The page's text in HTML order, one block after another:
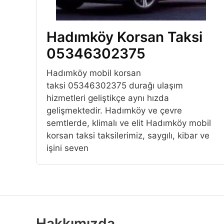
Hadımköy Korsan Taksi
05346302375
Hadımköy mobil korsan
taksi 05346302375 durağı ulaşım
hizmetleri geliştikçe aynı hızda
gelişmektedir. Hadımköy ve çevre
semtlerde, klimalı ve elit Hadımköy mobil
korsan taksi taksilerimiz, saygılı, kibar ve
işini seven